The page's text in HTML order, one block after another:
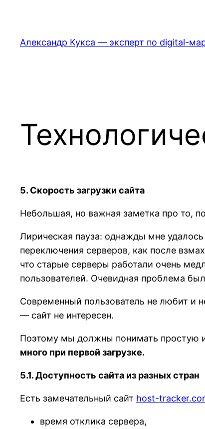
содержимому
Александр Кукса — эксперт по digital-
5. Скорость загрузки сайта
Небольшая, но важная заметка про то,
Лирическая пауза: однажды мне
переключения серверов, как после
что старые серверы работали очень
пользователей. Очевидная проблема
Современный пользователь не любит и
— сайт не интересен.
Поэтому мы должны понимать простую
много при первой загрузке.
5.1. Доступность сайта из разных стран
Есть замечательный сайт host-
время отклика сервера,